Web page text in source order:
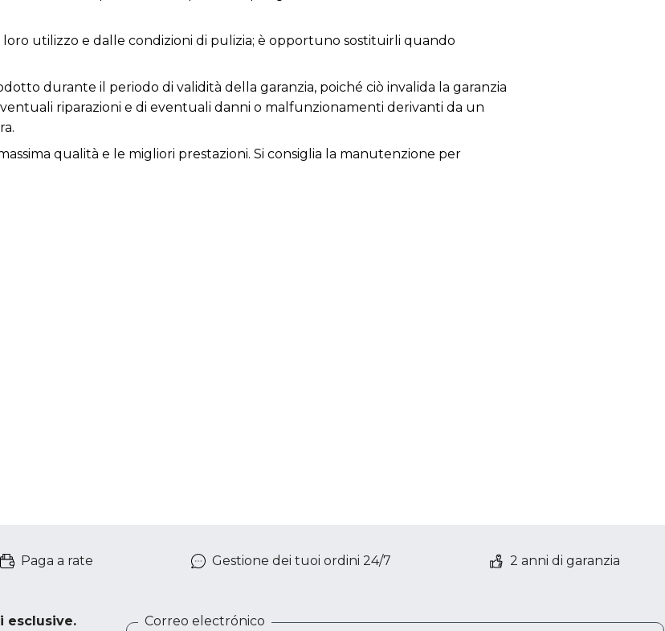
utilizzo e dalle condizioni di pulizia; è opportuno sostituirli quando
durante il periodo di validità della garanzia, poiché ciò invalida la garanzia
riparazioni e di eventuali danni o malfunzionamenti derivanti da un
qualità e le migliori prestazioni. Si consiglia la manutenzione per
Paga a rate Gestione dei tuoi ordini 24/7 2 anni di garanzia
esclusive. Correo electrónico